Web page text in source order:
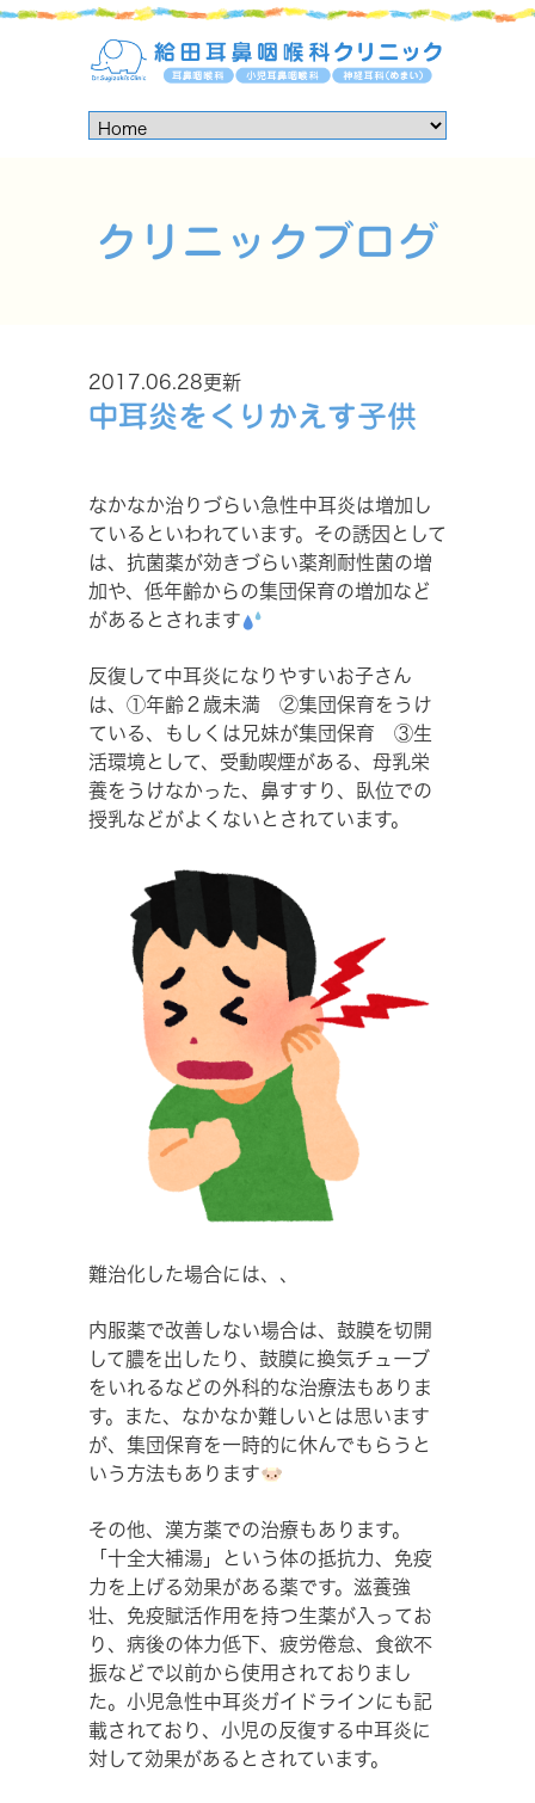
クリニックブログ
2017.06.28更新
中耳炎をくりかえす子供
なかなか治りづらい急性中耳炎は増加し
ているといわれています。その誘因として
は、抗菌薬が効きづらい薬剤耐性菌の増
加や、低年齢からの集団保育の増加など
があるとされます
反復して中耳炎になりやすいお子さん
は、①年齢２歳未満 ②集団保育をうけ
ている、もしくは兄妹が集団保育 ③生
活環境として、受動喫煙がある、母乳栄
養をうけなかった、鼻すすり、臥位での
授乳などがよくないとされています。
難治化した場合には、、
内服薬で改善しない場合は、鼓膜を切開
して膿を出したり、鼓膜に換気チューブ
をいれるなどの外科的な治療法もありま
す。また、なかなか難しいとは思います
が、集団保育を一時的に休んでもらうと
いう方法もあります
その他、漢方薬での治療もあります。
「十全大補湯」という体の抵抗力、免疫
力を上げる効果がある薬です。滋養強
壮、免疫賦活作用を持つ生薬が入ってお
り、病後の体力低下、疲労倦怠、食欲不
振などで以前から使用されておりまし
た。小児急性中耳炎ガイドラインにも記
載されており、小児の反復する中耳炎に
対して効果があるとされています。